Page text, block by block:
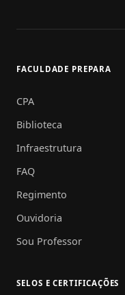
FACULDADE PREPARA
CPA
Biblioteca
Infraestrutura
FAQ
Regimento
Ouvidoria
Sou Professor
SELOS E CERTIFICAÇÕES